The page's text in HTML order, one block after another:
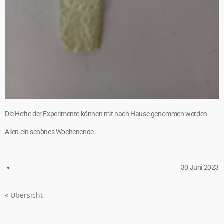
Die Hefte der Experimente können mit nach Hause genommen werden.
Allen ein schönes Wochenende.
30 Juni 2023
« Übersicht